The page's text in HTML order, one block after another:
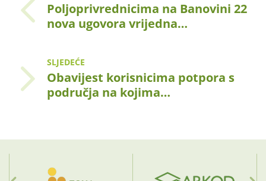
Poljoprivrednicima na Banovini 22
nova ugovora vrijedna…
SLJEDEĆE
Obavijest korisnicima potpora s
područja na kojima…